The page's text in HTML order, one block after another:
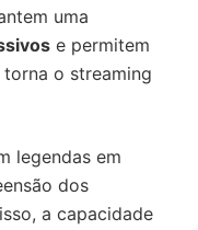
uma
e permitem
o streaming
legendas em
dos
a capacidade